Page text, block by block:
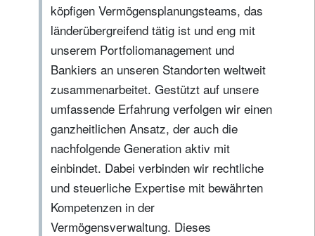
köpfigen Vermögensplanungsteams, das
länderübergreifend tätig ist und eng mit
unserem Portfoliomanagement und
Bankiers an unseren Standorten weltweit
zusammenarbeitet. Gestützt auf unsere
umfassende Erfahrung verfolgen wir einen
ganzheitlichen Ansatz, der auch die
nachfolgende Generation aktiv mit
einbindet. Dabei verbinden wir rechtliche
und steuerliche Expertise mit bewährten
Kompetenzen in der
Vermögensverwaltung. Dieses